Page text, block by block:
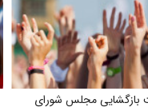
بازگشایی مجلس شورای